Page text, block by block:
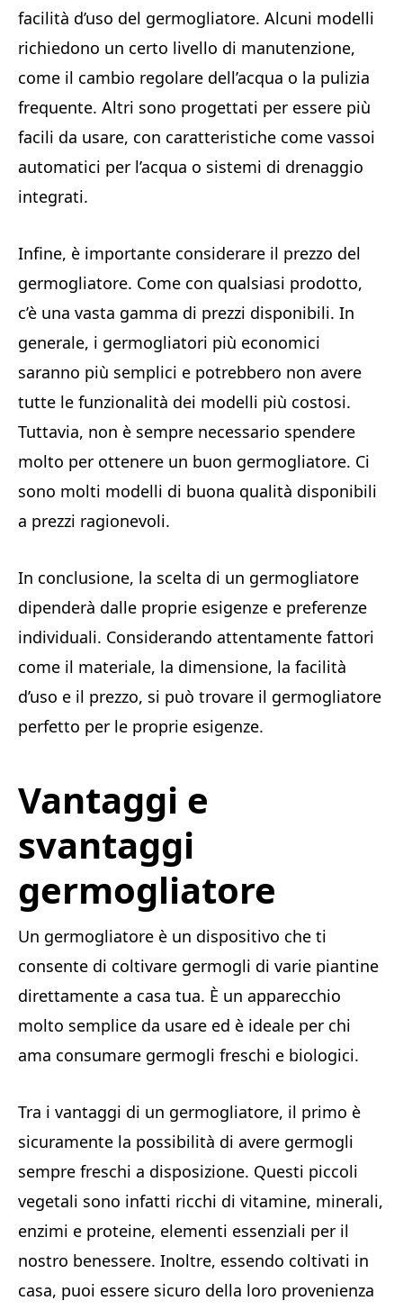
facilità d’uso del germogliatore. Alcuni modelli
richiedono un certo livello di manutenzione,
come il cambio regolare dell’acqua o la pulizia
frequente. Altri sono progettati per essere più
facili da usare, con caratteristiche come vassoi
automatici per l’acqua o sistemi di drenaggio
integrati.
Infine, è importante considerare il prezzo del
germogliatore. Come con qualsiasi prodotto,
c’è una vasta gamma di prezzi disponibili. In
generale, i germogliatori più economici
saranno più semplici e potrebbero non avere
tutte le funzionalità dei modelli più costosi.
Tuttavia, non è sempre necessario spendere
molto per ottenere un buon germogliatore. Ci
sono molti modelli di buona qualità disponibili
a prezzi ragionevoli.
In conclusione, la scelta di un germogliatore
dipenderà dalle proprie esigenze e preferenze
individuali. Considerando attentamente fattori
come il materiale, la dimensione, la facilità
d’uso e il prezzo, si può trovare il germogliatore
perfetto per le proprie esigenze.
Vantaggi e
svantaggi
germogliatore
Un germogliatore è un dispositivo che ti
consente di coltivare germogli di varie piantine
direttamente a casa tua. È un apparecchio
molto semplice da usare ed è ideale per chi
ama consumare germogli freschi e biologici.
Tra i vantaggi di un germogliatore, il primo è
sicuramente la possibilità di avere germogli
sempre freschi a disposizione. Questi piccoli
vegetali sono infatti ricchi di vitamine, minerali,
enzimi e proteine, elementi essenziali per il
nostro benessere. Inoltre, essendo coltivati in
casa, puoi essere sicuro della loro provenienza